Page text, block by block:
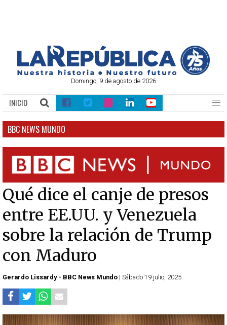
Domingo, 9 de agosto de 2026
INICIO
BBC NEWS MUNDO
Qué dice el canje de presos
entre EE.UU. y Venezuela
sobre la relación de Trump
con Maduro
Gerardo Lissardy - BBC News Mundo | Sábado 19 julio, 2025